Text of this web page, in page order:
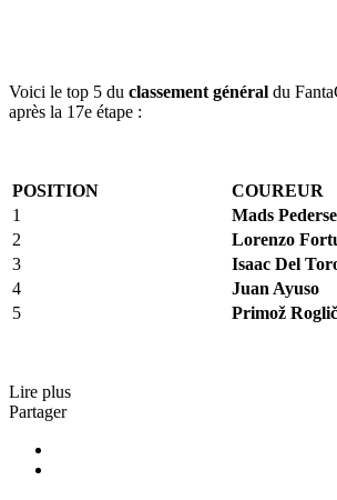
Voici le top 5 du classement général du
après la 17e étape :
POSITION COUREUR
1
Mads
2
Lorenzo
3
Isaac Del
4
Juan Ayuso
5
Primož Roglič
Lire plus
Partager